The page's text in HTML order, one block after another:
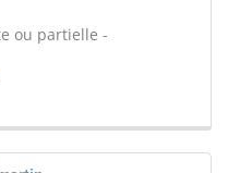
ou partielle -